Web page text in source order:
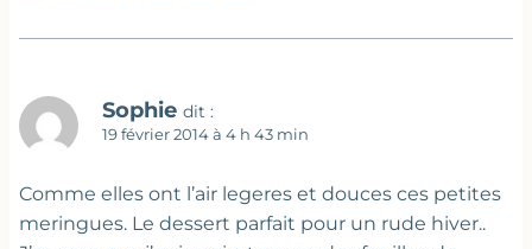
Sophie dit :
19 février 2014 à 4 h 43 min
Comme elles ont l’air legeres et douces ces petites
meringues. Le dessert parfait pour un rude hiver..